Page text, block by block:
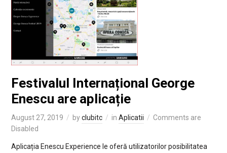
Festivalul Internațional George
Enescu are aplicație
August 27, 2019 byclubitc in Aplicatii
Comments are
Disabled
Aplicația Enescu Experience le oferă utilizatorilor posibilitatea